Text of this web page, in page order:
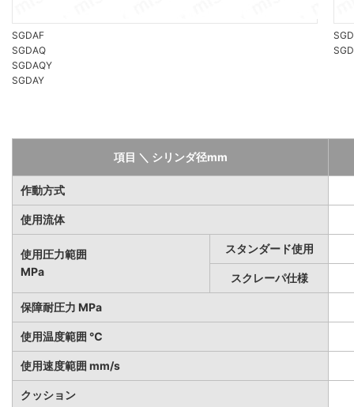
SGDAF
SGDAQ
SGDAQY
SGDAY
項目 ＼ シリンダ径mm
作動方式
使用流体
使用圧力範囲
MPa
スタンダード使用
スクレーパ仕様
保障耐圧力 MPa
使用温度範囲 ℃
使用速度範囲 mm/s
クッション